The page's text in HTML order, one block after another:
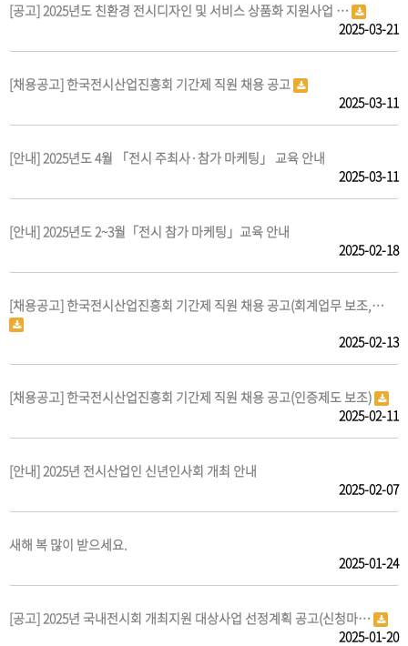
[공고] 2025년도 친환경 전시디자인 및 서비스 상품화 지원사업 …
2025-03-21
[채용공고] 한국전시산업진흥회 기간제 직원 채용 공고
2025-03-11
[안내] 2025년도 4월 「전시 주최사·참가 마케팅」 교육 안내
2025-03-11
[안내] 2025년도 2~3월「전시 참가 마케팅」교육 안내
2025-02-18
[채용공고] 한국전시산업진흥회 기간제 직원 채용 공고(회계업무 보조,…
2025-02-13
[채용공고] 한국전시산업진흥회 기간제 직원 채용 공고(인증제도 보조)
2025-02-11
[안내] 2025년 전시산업인 신년인사회 개최 안내
2025-02-07
새해 복 많이 받으세요.
2025-01-24
[공고] 2025년 국내전시회 개최지원 대상사업 선정계획 공고(신청마…
2025-01-20